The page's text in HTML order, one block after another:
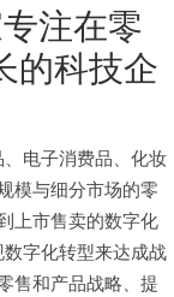
注在零
的科技企
电子消费品、化妆
模与细分市场的零
上市售卖的数字化
字化转型来达成战
售和产品战略、提